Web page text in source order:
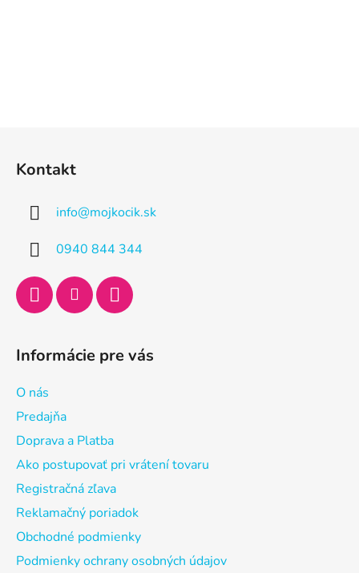
Kontakt
info@mojkocik.sk
0940 844 344
Informácie pre vás
O nás
Predajňa
Doprava a Platba
Ako postupovať pri vrátení tovaru
Registračná zľava
Reklamačný poriadok
Obchodné podmienky
Podmienky ochrany osobných údajov